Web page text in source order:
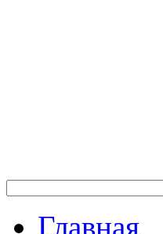
Главная